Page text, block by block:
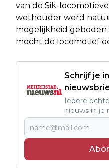
van de Sik-
wethouder werd
mogelijkheid geboden
mocht de locomotief
Schrijf je
Iedere
nieuws in je